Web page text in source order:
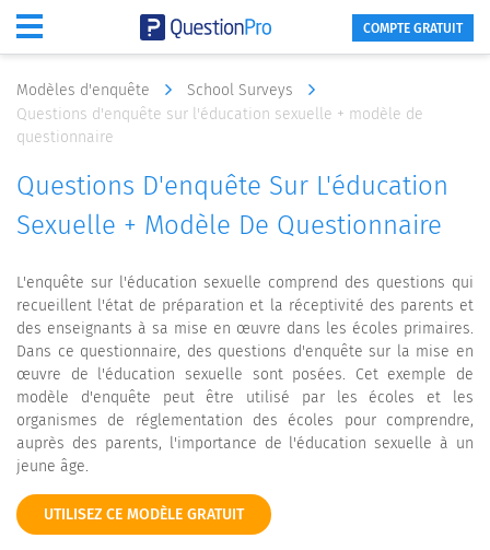
COMPTE GRATUIT
Modèles d'enquête
School Surveys
Questions d'enquête sur l'éducation sexuelle + modèle de
questionnaire
Questions D'enquête Sur L'éducation
Sexuelle + Modèle De Questionnaire
L'enquête sur l'éducation sexuelle comprend des questions qui
recueillent l'état de préparation et la réceptivité des parents et
des enseignants à sa mise en œuvre dans les écoles primaires.
Dans ce questionnaire, des questions d'enquête sur la mise en
œuvre de l'éducation sexuelle sont posées. Cet exemple de
modèle d'enquête peut être utilisé par les écoles et les
organismes de réglementation des écoles pour comprendre,
auprès des parents, l'importance de l'éducation sexuelle à un
jeune âge.
UTILISEZ CE MODÈLE GRATUIT